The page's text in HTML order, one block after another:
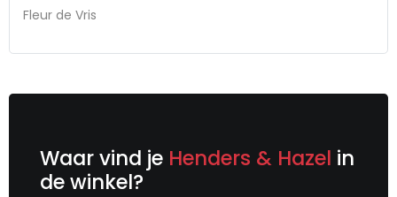
Fleur de Vris
Waar vind je Henders & Hazel in
de winkel?